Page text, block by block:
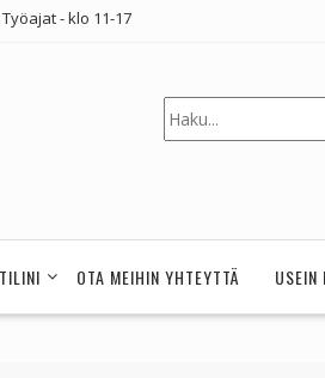
Työajat - klo 11-17
Etsi
TILINI OTA MEIHIN YHTEYTTÄ USEIN